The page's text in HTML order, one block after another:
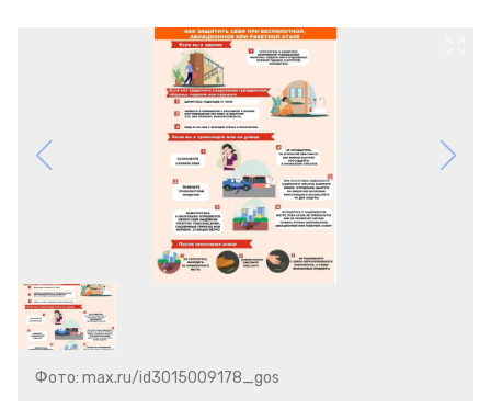
Фото: max.ru/id3015009178_gos